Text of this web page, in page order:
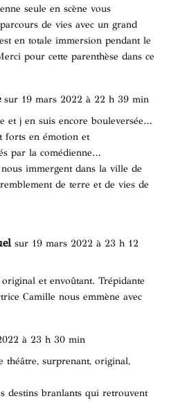
seule en scène vous
de vies avec un grand
en totale immersion pendant le
pour cette parenthèse dans ce
sur 19 mars 2022 à 22 h 39 min
et j en suis encore bouleversée…
forts en émotion et
par la comédienne…
immergent dans la ville de
de terre et de vies de
sur 19 mars 2022 à 23 h 12
original et envoûtant. Trépidante
Camille nous emmène avec
à 23 h 30 min
théâtre, surprenant, original,
destins branlants qui retrouvent